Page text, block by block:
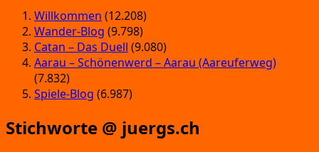
Willkommen (12.208)
Wander-Blog (9.798)
Catan – Das Duell (9.080)
Aarau – Schönenwerd – Aarau (Aareuferweg)
(7.832)
Spiele-Blog (6.987)
Stichworte @ juergs.ch